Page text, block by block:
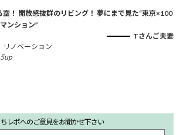
空！ 開放感抜群のリビング！ 夢にまで見た“東京×100
ンション”
Tさんご夫妻
リノベーション
ちレポへのご意見をお聞かせ下さい